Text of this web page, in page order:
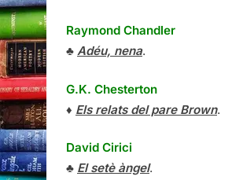
Raymond Chandler
♣ Adéu, nena.
G.K. Chesterton
♦ Els relats del pare Brown.
David Cirici
♣ El setè àngel.